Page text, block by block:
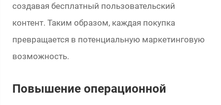
создавая бесплатный пользовательский
контент. Таким образом, каждая покупка
превращается в потенциальную маркетинговую
возможность.
Повышение операционной